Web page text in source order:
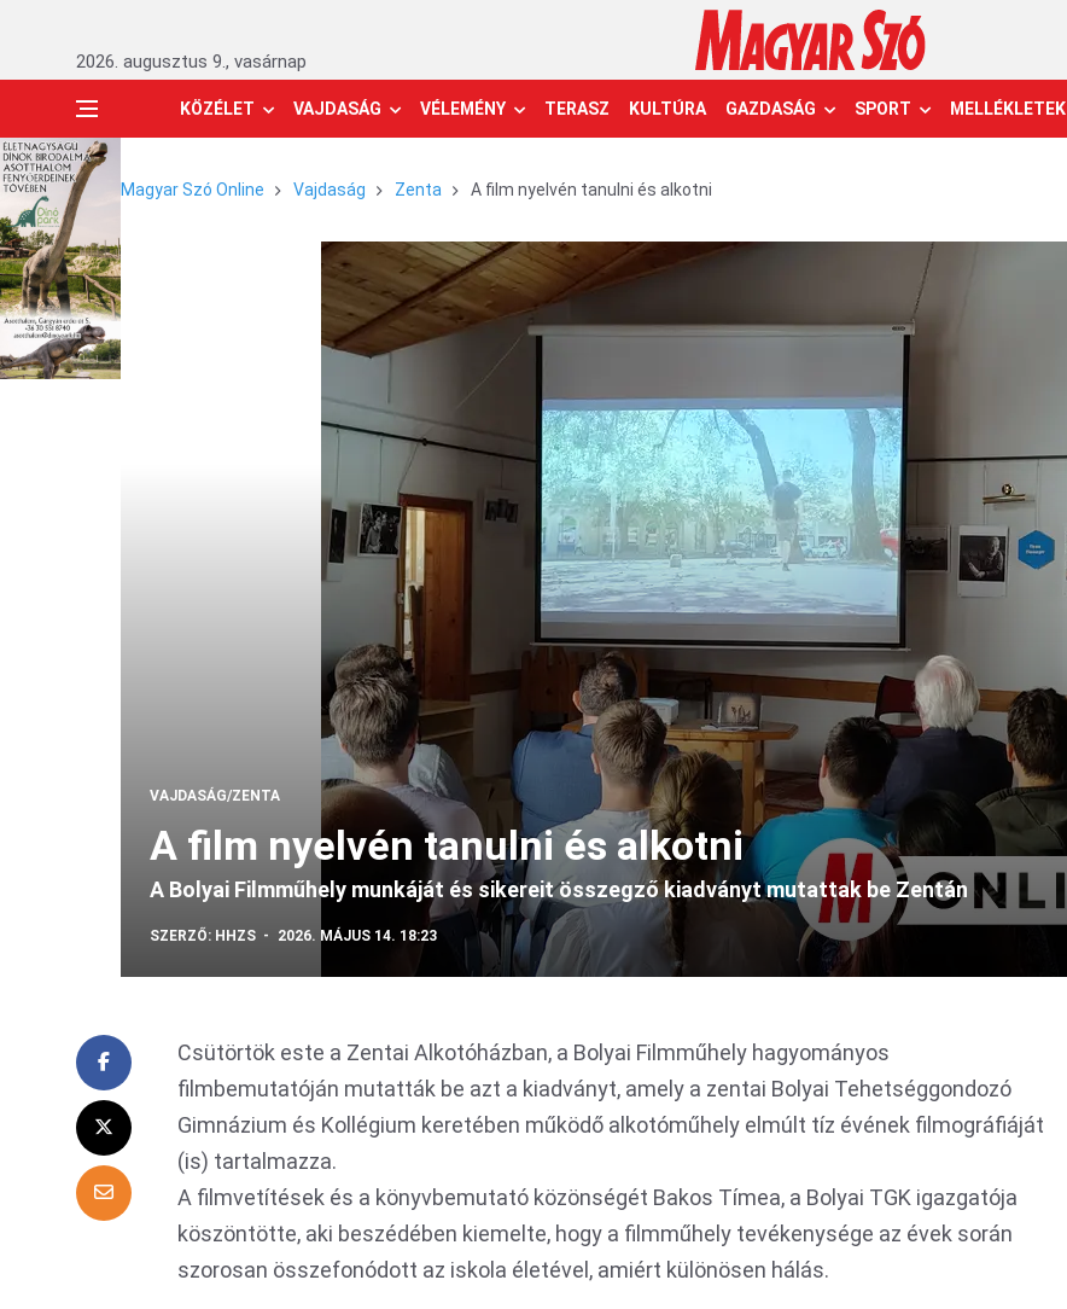
2026. augusztus 9., vasárnap
KÖZÉLET VAJDASÁG VÉLEMÉNY TERASZ KULTÚRA GAZDASÁG SPORT MELLÉKLETEK
Magyar Szó Online Vajdaság Zenta A film nyelvén tanulni és alkotni
VAJDASÁG/ZENTA
A film nyelvén tanulni és alkotni
A Bolyai Filmműhely munkáját és sikereit összegző kiadványt mutattak be Zentán
SZERZŐ: HHZS 2026. MÁJUS 14. 18:23
Csütörtök este a Zentai Alkotóházban, a Bolyai Filmműhely hagyományos
filmbemutatóján mutatták be azt a kiadványt, amely a zentai Bolyai Tehetséggondozó
Gimnázium és Kollégium keretében működő alkotóműhely elmúlt tíz évének filmográfiáját
(is) tartalmazza.
A filmvetítések és a könyvbemutató közönségét Bakos Tímea, a Bolyai TGK igazgatója
köszöntötte, aki beszédében kiemelte, hogy a filmműhely tevékenysége az évek során
szorosan összefonódott az iskola életével, amiért különösen hálás.